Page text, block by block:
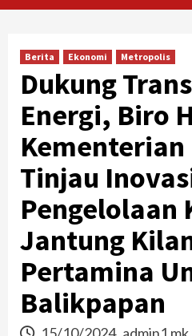
Berita Ekonomi Metropolis
Dukung
Energi, Biro
Kementerian
Tinjau
Pengelolaan
Jantung
Pertamina
Balikpapan